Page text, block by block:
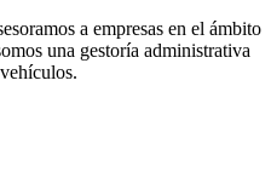
a empresas en el ámbito
una gestoría administrativa